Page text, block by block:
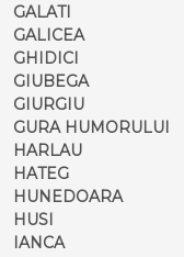
GALATI
GALICEA
GHIDICI
GIUBEGA
GIURGIU
GURA HUMORULUI
HARLAU
HATEG
HUNEDOARA
HUSI
IANCA